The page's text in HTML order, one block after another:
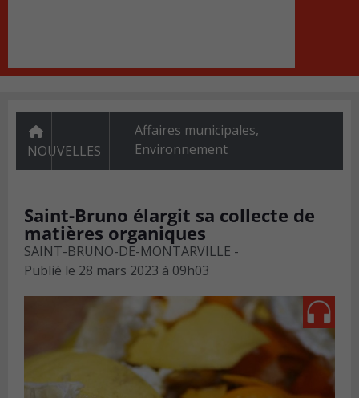
NOUVELLES
Affaires municipales,
Environnement
Saint-Bruno élargit sa collecte de
matières organiques
SAINT-BRUNO-DE-MONTARVILLE -
Publié le 28 mars 2023 à 09h03